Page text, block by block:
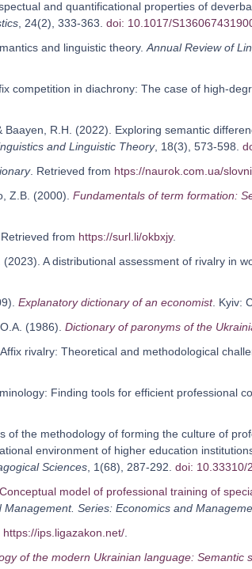
and quantificational properties of
, 24(2), 333-363.doi: 10.1017/
and linguistic theory.Annual Review of
competition in diachrony: The case of high-
Baayen, R.H. (2022). Exploring semantic
and Linguistic Theory, 18(3), 573-598.
. Retrieved from htps://naurok.com.ua/
Z.B. (2000).Fundamentals of term formation:
from https://surl.li/okbxjy.
A distributional assessment of rivalry in
Explanatory dictionary of an economist. Kyiv:
(1986).Dictionary of paronyms of the
rivalry: Theoretical and methodological
Finding tools for efficient professional
of the methodology of forming the culture of
environment of higher education
Sciences , 1(68), 287-292.doi: 10.33310/
Conceptual model of professional training of
Series: Economics and
https://ips.ligazakon.net/
of the modern Ukrainian language: Semantic